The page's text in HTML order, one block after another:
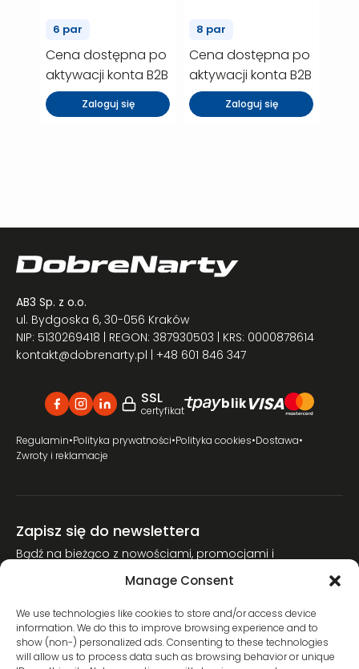
Manage Consent
We use technologies like cookies to store and/or access device
information. We do this to improve browsing experience and to
show (non-) personalized ads. Consenting to these technologies
will allow us to process data such as browsing behavior or unique
Curve XTR –
6 szt.
(P00014)
6 par
Cena dostępna po
aktywacji konta B2B
Zaloguj się
curv TI – 8
szt. (P00019)
8 par
Cena dostępna po
aktywacji konta B2B
Zaloguj się
AB3 Sp. z o.o.
ul. Bydgoska 6, 30-056 Kraków
NIP: 5130269418 | REGON: 387930503 | KRS: 0000878614
kontakt@dobrenarty.pl | +48 601 846 347
SSL
certyfikat blikVISA
Regulamin•Polityka prywatności•Polityka cookies•Dostawa•
Zwroty i reklamacje
Zapisz się do newslettera
Bądź na bieżąco z nowościami, promocjami i
Dołącz do naszej społeczności miłośników nart.